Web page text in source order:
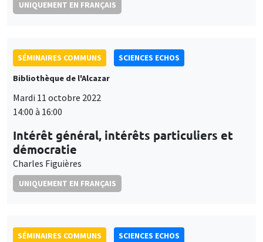
UNIQUEMENT EN FRANÇAIS
SÉMINAIRES COMMUNS
SCIENCES ECHOS
Bibliothèque de l'Alcazar
Mardi 11 octobre 2022
14:00 à 16:00
Intérêt général, intérêts particuliers et
démocratie
Charles Figuières
UNIQUEMENT EN FRANÇAIS
SÉMINAIRES COMMUNS
SCIENCES ECHOS